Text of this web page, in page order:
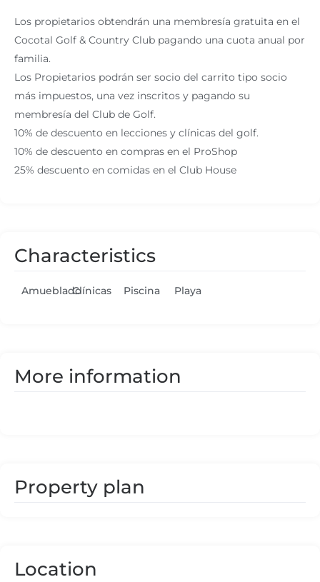
Los propietarios obtendrán una membresía gratuita en el
Cocotal Golf & Country Club pagando una cuota anual por
familia.
Los Propietarios podrán ser socio del carrito tipo socio
más impuestos, una vez inscritos y pagando su
membresía del Club de Golf.
10% de descuento en lecciones y clínicas del golf.
10% de descuento en compras en el ProShop
25% descuento en comidas en el Club House
Characteristics
AmuebladoClínicas Piscina Playa
More information
Property plan
Location